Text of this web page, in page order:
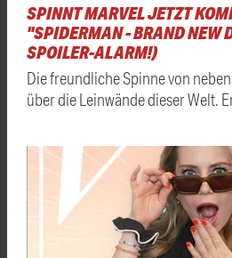
SPINNT MARVEL JETZT
"SPIDERMAN - BRAND NEW
SPOILER-ALARM!)
Die freundliche Spinne von
über die Leinwände dieser Welt.